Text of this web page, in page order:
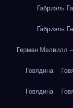
Габриэль
Габриэль
Герман Мелвилл
Говядина
Говядина